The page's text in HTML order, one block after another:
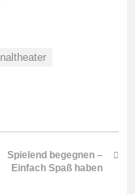
Spielend begegnen –
Einfach Spaß haben